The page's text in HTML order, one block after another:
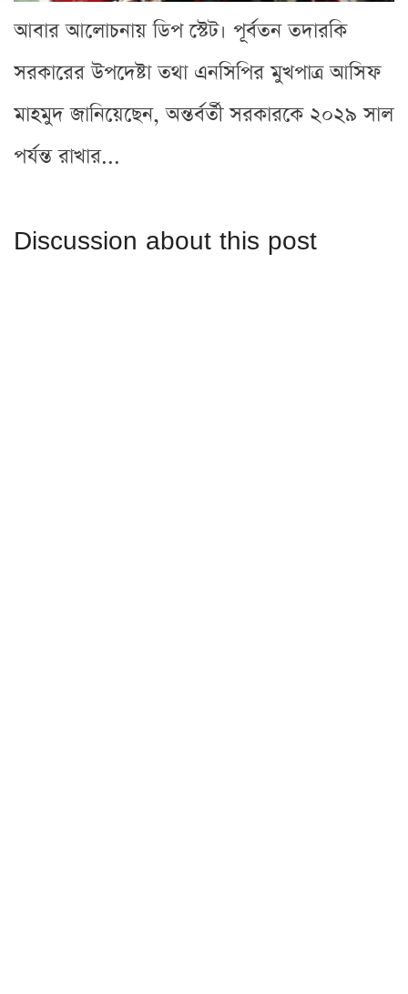
আবার আলোচনায় ডিপ স্টেট। পূর্বতন তদারকি
সরকারের উপদেষ্টা তথা এনসিপির মুখপাত্র আসিফ
মাহমুদ জানিয়েছেন, অন্তর্বর্তী সরকারকে ২০২৯ সাল
পর্যন্ত রাখার...
Discussion about this post